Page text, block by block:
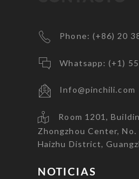
Phone: (+86) 20
Whatsapp: (+1)
Info@pinchili.com
Room 1201,
Zhongzhou Center, No.
Haizhu District,
NOTICIAS